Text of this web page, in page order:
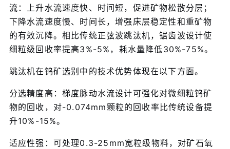
流：上升水流速度快、时间短，促进矿物松散分层；
下降水流速度慢、时间长，增强床层稳定性和重矿物
的有效沉降。相比传统正弦波跳汰机，锯齿波设计使
细粒级回收率提高3%-5%，耗水量降低30%-75%。
跳汰机在钨矿选别中的技术优势体现在以下方面。
分选精度高：梯度脉动水流设计可强化对微细粒钨矿
物的回收，对-0.074mm颗粒的回收率比传统设备提
升10%-15%。
适应性强：可处理0.3-25mm宽粒级物料，对矿石氧